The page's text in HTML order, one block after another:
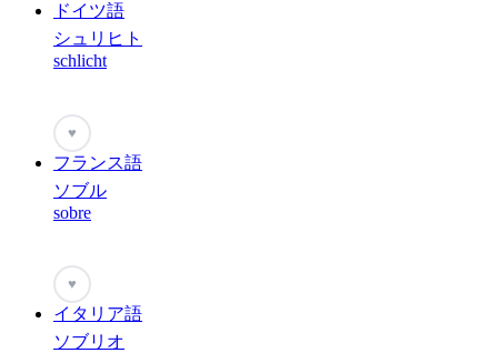
ドイツ語
シュリヒト
schlicht
♥
フランス語
ソブル
sobre
♥
イタリア語
ソブリオ